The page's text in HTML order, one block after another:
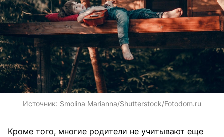
Источник: Smolina Marianna/Shutterstock/Fotodom.ru
Кроме того, многие родители не учитывают еще